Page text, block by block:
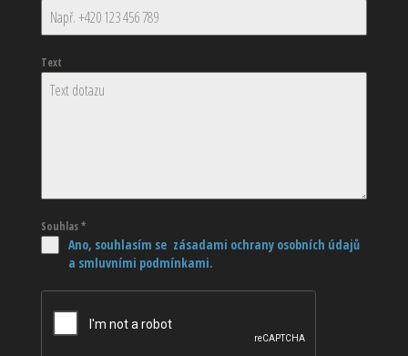
Text
Souhlas*
Ano, souhlasím se zásadami ochrany osobních údajů
a smluvními podmínkami.